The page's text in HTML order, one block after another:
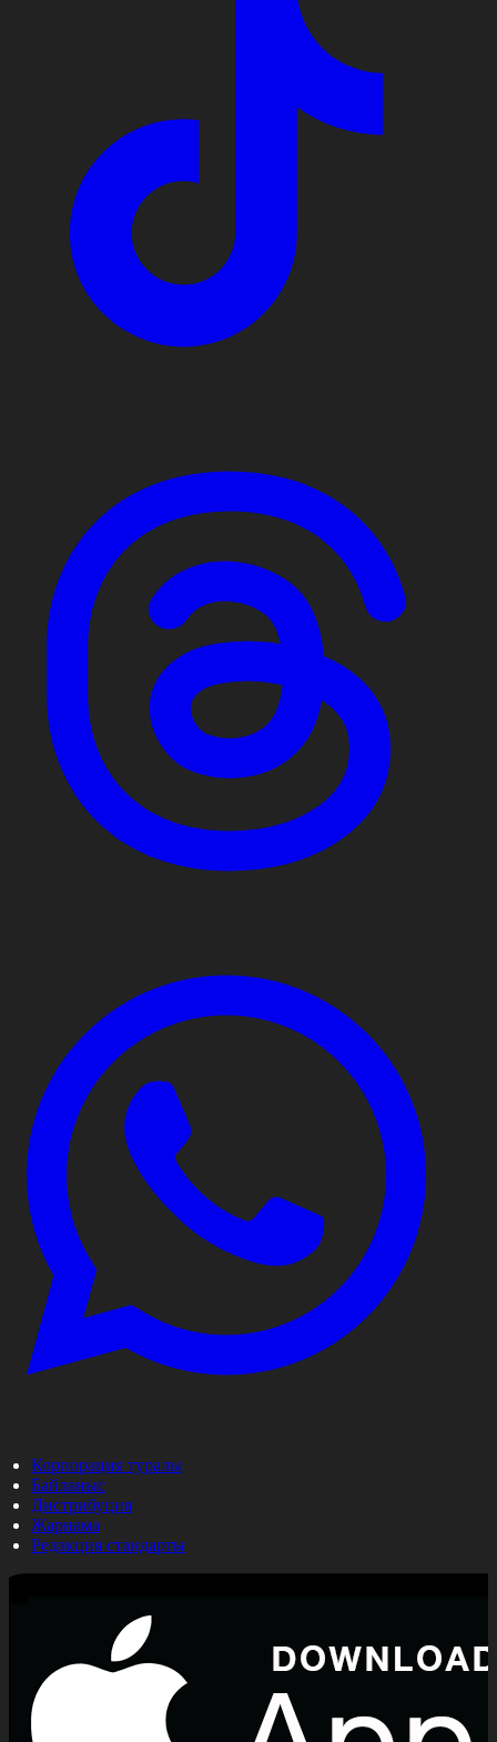
Корпорация туралы
Байланыс
Дистрибуция
Жарнама
Редакция стандарты